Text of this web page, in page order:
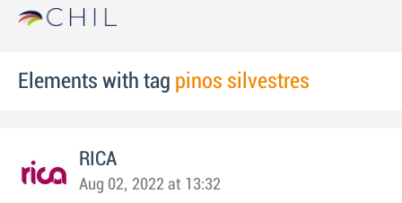
Elements with tag pinos silvestres
RICA
Aug 02, 2022 at 13:32